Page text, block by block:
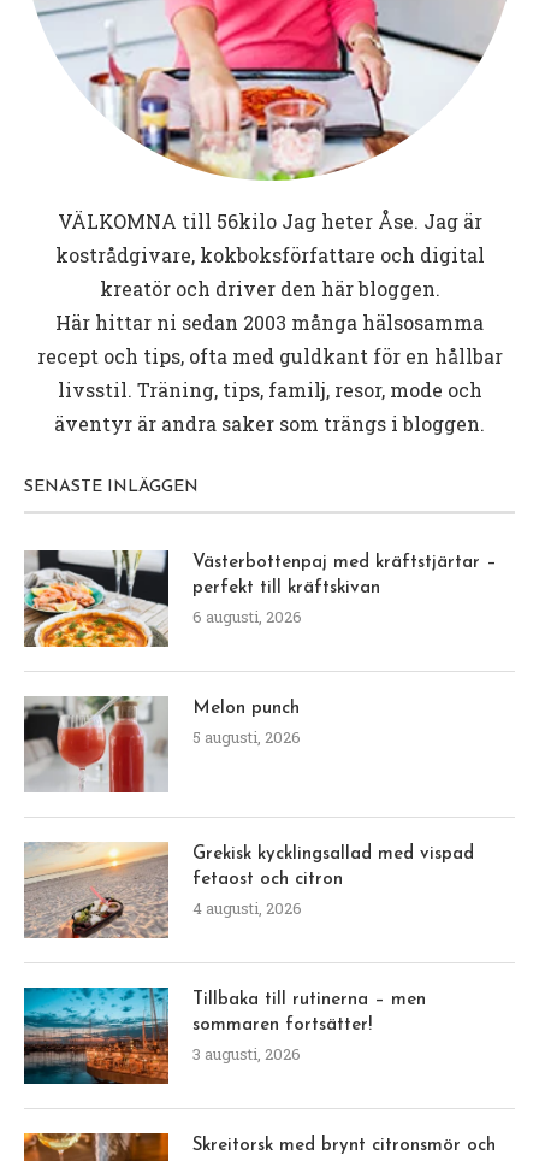
VÄLKOMNA till 56kiloJag heter Åse. Jag är
kostrådgivare, kokboksförfattare och digital
kreatör och driver den här bloggen.
Här hittar ni sedan 2003 många hälsosamma
recept och tips, ofta med guldkant för en hållbar
livsstil. Träning, tips, familj, resor, mode och
äventyr är andra saker som trängs i bloggen.
SENASTE INLÄGGEN
Västerbottenpaj med kräftstjärtar –
perfekt till kräftskivan
6 augusti, 2026
Melon punch
5 augusti, 2026
Grekisk kycklingsallad med vispad
fetaost och citron
4 augusti, 2026
Tillbaka till rutinerna – men
sommaren fortsätter!
3 augusti, 2026
Skreitorsk med brynt citronsmör och